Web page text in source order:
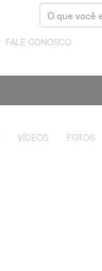
FALE CONOSCO
VÍDEOS FOTOS